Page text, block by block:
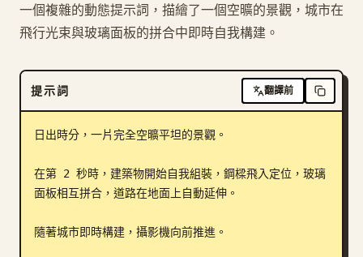
部落格
更新
一個複雜的動態提示詞，描繪了一個空曠的景觀，城市在
飛行光束與玻璃面板的拼合中即時自我構建。
提示詞 翻譯前
日出時分，一片完全空曠平坦的景觀。
在第 2 秒時，建築物開始自我組裝，鋼樑飛入定位，玻璃
面板相互拼合，道路在地面上自動延伸。
隨著城市即時構建，攝影機向前推進。